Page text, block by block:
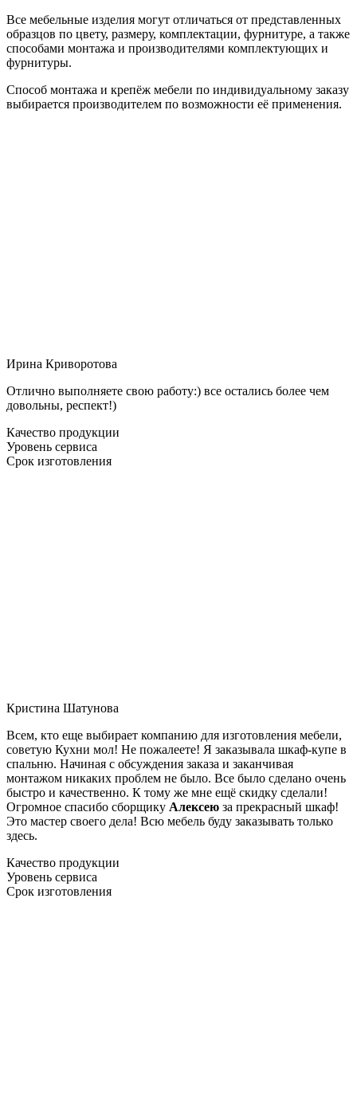
Все мебельные изделия могут отличаться от представленных
образцов по цвету, размеру, комплектации, фурнитуре, а также
способами монтажа и производителями комплектующих и
фурнитуры.
Способ монтажа и крепёж мебели по индивидуальному заказу
выбирается производителем по возможности её применения.
Ирина Криворотова
Отлично выполняете свою работу:) все остались более чем
довольны, респект!)
Качество продукции
Уровень сервиса
Срок изготовления
Кристина Шатунова
Всем, кто еще выбирает компанию для изготовления мебели,
советую Кухни мол! Не пожалеете! Я заказывала шкаф-купе в
спальню. Начиная с обсуждения заказа и заканчивая
монтажом никаких проблем не было. Все было сделано очень
быстро и качественно. К тому же мне ещё скидку сделали!
Огромное спасибо сборщику Алексею за прекрасный шкаф!
Это мастер своего дела! Всю мебель буду заказывать только
здесь.
Качество продукции
Уровень сервиса
Срок изготовления